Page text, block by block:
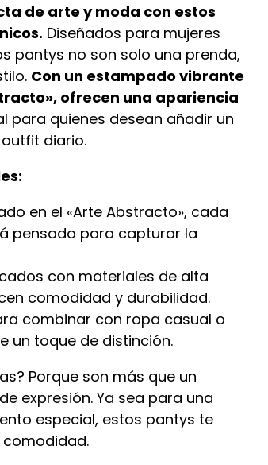
de arte y moda con estos
Diseñados para mujeres
pantys no son solo una prenda,
Con un estampado vibrante
ofrecen una apariencia
para quienes desean añadir un
diario.
en el «Arte Abstracto», cada
pensado para capturar la
con materiales de alta
comodidad y durabilidad.
combinar con ropa casual o
un toque de distinción.
Porque son más que un
expresión. Ya sea para una
especial, estos pantys te